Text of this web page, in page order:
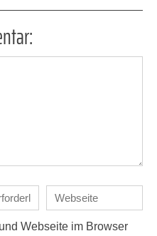
Webseite im Browser